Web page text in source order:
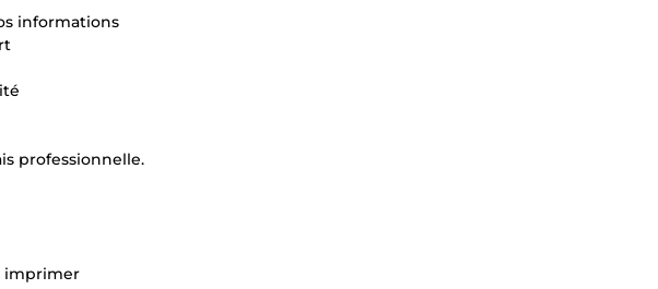
informations
professionnelle.
imprimer